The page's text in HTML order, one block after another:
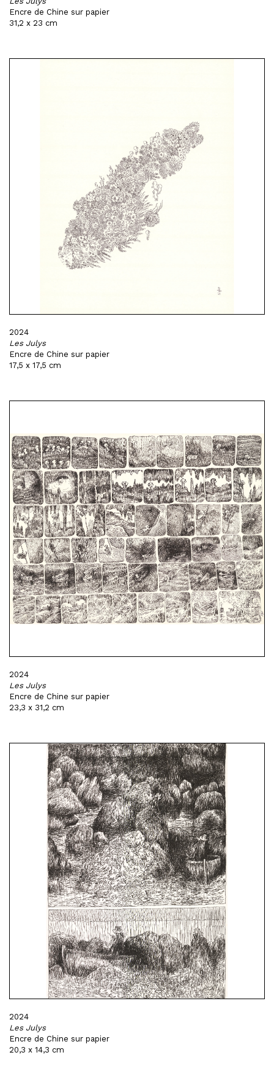
Encre de Chine sur papier
31,2 x 23 cm
2024
Les Julys
Encre de Chine sur papier
17,5 x 17,5 cm
2024
Les Julys
Encre de Chine sur papier
23,3 x 31,2 cm
2024
Les Julys
Encre de Chine sur papier
20,3 x 14,3 cm